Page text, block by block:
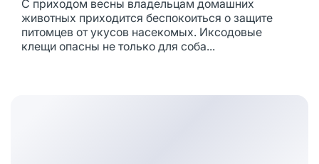
С приходом весны владельцам домашних
животных приходится беспокоиться о защите
питомцев от укусов насекомых. Иксодовые
клещи опасны не только для соба...